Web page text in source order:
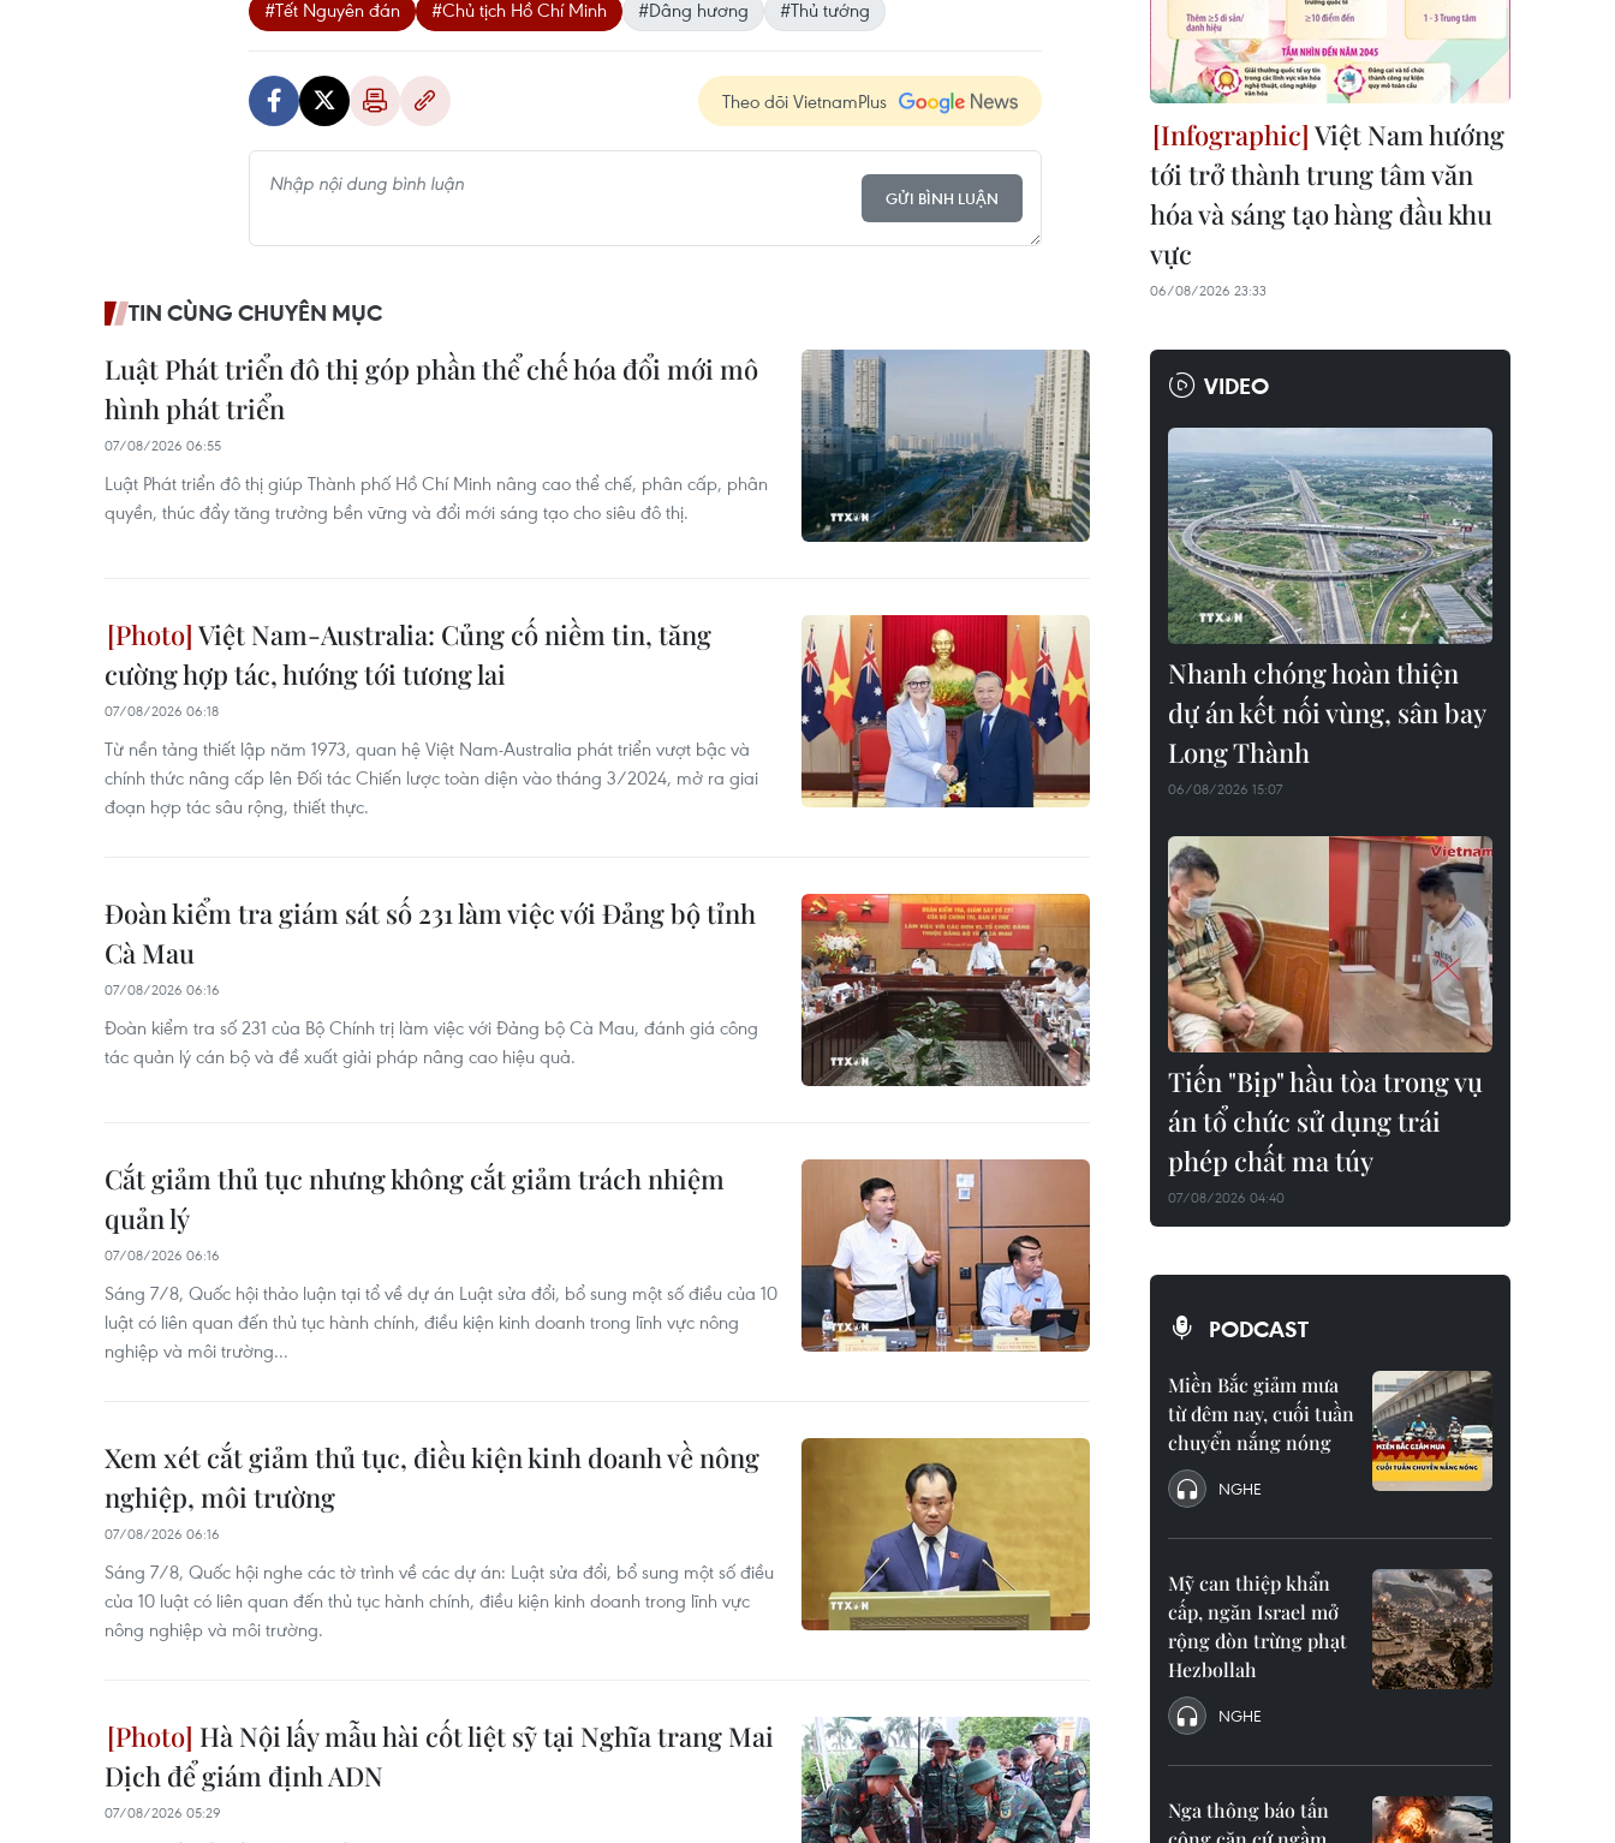
#Tết Nguyên đán #Chủ tịch Hồ Chí Minh #Dâng hương #Thủ tướng
Theo dõi VietnamPlus
GỬI BÌNH LUẬN
TIN CÙNG CHUYÊN MỤC
Luật Phát triển đô thị góp phần thể chế hóa đổi mới mô
hình phát triển
07/08/2026 06:55
Luật Phát triển đô thị giúp Thành phố Hồ Chí Minh nâng cao thể chế, phân cấp, phân
quyền, thúc đẩy tăng trưởng bền vững và đổi mới sáng tạo cho siêu đô thị.
Việt Nam-Australia: Củng cố niềm tin, tăng
cường hợp tác, hướng tới tương lai
07/08/2026 06:18
Từ nền tảng thiết lập năm 1973, quan hệ Việt Nam-Australia phát triển vượt bậc và
chính thức nâng cấp lên Đối tác Chiến lược toàn diện vào tháng 3/2024, mở ra giai
đoạn hợp tác sâu rộng, thiết thực.
Đoàn kiểm tra giám sát số 231 làm việc với Đảng bộ tỉnh
Cà Mau
07/08/2026 06:16
Đoàn kiểm tra số 231 của Bộ Chính trị làm việc với Đảng bộ Cà Mau, đánh giá công
tác quản lý cán bộ và đề xuất giải pháp nâng cao hiệu quả.
Cắt giảm thủ tục nhưng không cắt giảm trách nhiệm
quản lý
07/08/2026 06:16
Sáng 7/8, Quốc hội thảo luận tại tổ về dự án Luật sửa đổi, bổ sung một số điều của 10
luật có liên quan đến thủ tục hành chính, điều kiện kinh doanh trong lĩnh vực nông
nghiệp và môi trường...
Xem xét cắt giảm thủ tục, điều kiện kinh doanh về nông
nghiệp, môi trường
07/08/2026 06:16
Sáng 7/8, Quốc hội nghe các tờ trình về các dự án: Luật sửa đổi, bổ sung một số điều
của 10 luật có liên quan đến thủ tục hành chính, điều kiện kinh doanh trong lĩnh vực
nông nghiệp và môi trường.
Hà Nội lấy mẫu hài cốt liệt sỹ tại Nghĩa trang Mai
Dịch để giám định ADN
07/08/2026 05:29
Việt Nam hướng
tới trở thành trung tâm văn
hóa và sáng tạo hàng đầu khu
vực
06/08/2026 23:33
VIDEO
Nhanh chóng hoàn thiện
dự án kết nối vùng, sân bay
Long Thành
06/08/2026 15:07
Tiến "Bịp" hầu tòa trong vụ
án tổ chức sử dụng trái
phép chất ma túy
07/08/2026 04:40
PODCAST
Miền Bắc giảm mưa
từ đêm nay, cuối tuần
chuyển nắng nóng
NGHE
Mỹ can thiệp khẩn
cấp, ngăn Israel mở
rộng đòn trừng phạt
Hezbollah
NGHE
Nga thông báo tấn